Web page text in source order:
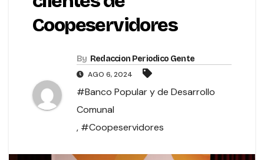
Coopeservidores
By Redaccion Periodico Gente
AGO 6, 2024
#Banco Popular y de Desarrollo
Comunal
, #Coopeservidores